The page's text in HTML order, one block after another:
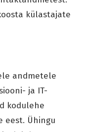
külastajate
andmetele
ja IT-
kodulehe
eest. Ühingu